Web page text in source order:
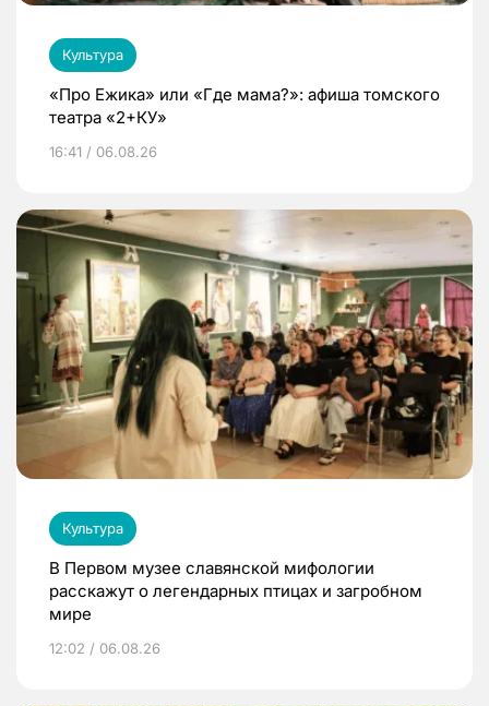
Культура
«Про Ежика» или «Где мама?»: афиша томского
театра «2+КУ»
16:41 / 06.08.26
Культура
В Первом музее славянской мифологии
расскажут о легендарных птицах и загробном
мире
12:02 / 06.08.26